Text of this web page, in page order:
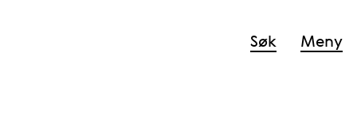
Søk Meny